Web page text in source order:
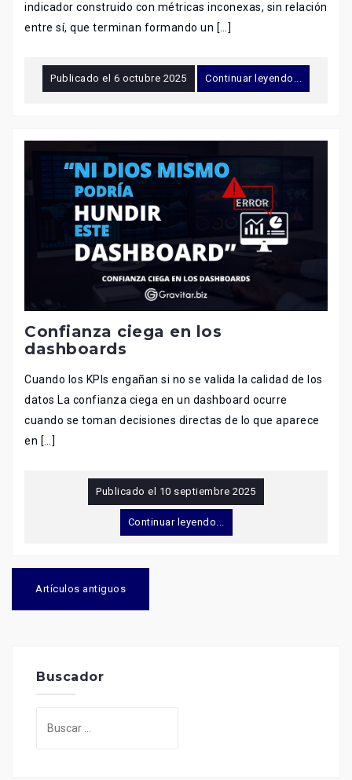
indicador construido con métricas inconexas, sin relación
entre sí, que terminan formando un […]
Publicado el 6 octubre 2025 Continuar leyendo...
Confianza ciega en los
dashboards
Cuando los KPIs engañan si no se valida la calidad de los
datos La confianza ciega en un dashboard ocurre
cuando se toman decisiones directas de lo que aparece
en […]
Publicado el 10 septiembre 2025
Continuar leyendo...
Artículos antiguos
Buscador